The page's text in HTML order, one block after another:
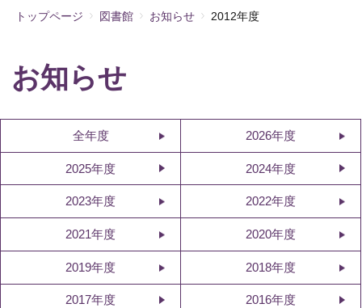
トップページ 図書館 お知らせ 2012年度
お知らせ
全年度 2026年度
2025年度 2024年度
2023年度 2022年度
2021年度 2020年度
2019年度 2018年度
2017年度 2016年度